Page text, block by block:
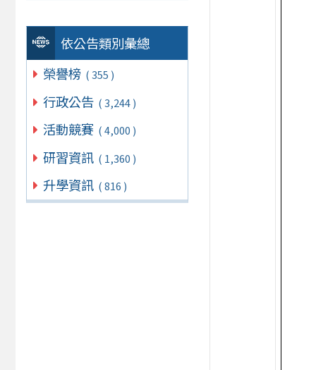
依公告類別彙總
榮譽榜 ( 355 )
行政公告 ( 3,244 )
活動競賽 ( 4,000 )
研習資訊 ( 1,360 )
升學資訊 ( 816 )